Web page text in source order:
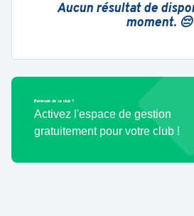
Aucun résultat de
moment. 😔
Bénévole de ce club ?
Activez l'espace de gestion
gratuitement pour votre club !